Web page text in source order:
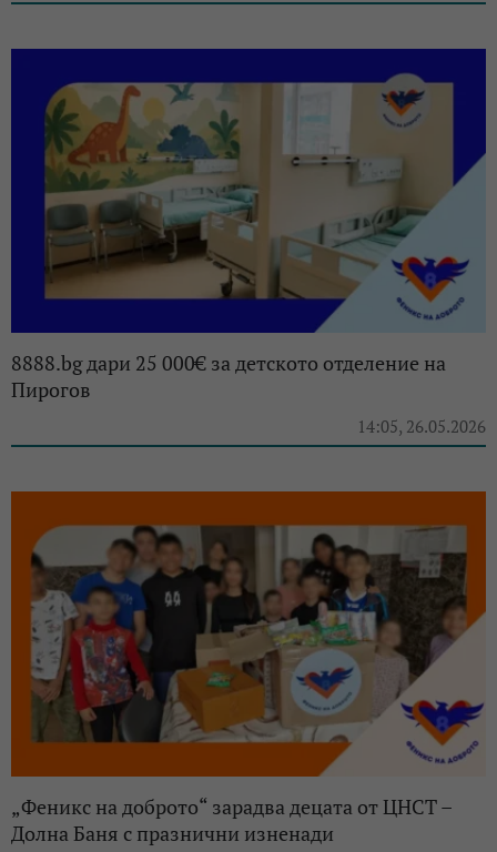
8888.bg дари 25 000€ за детското отделение на
Пирогов
14:05, 26.05.2026
„Феникс на доброто“ зарадва децата от ЦНСТ –
Долна Баня с празнични изненади